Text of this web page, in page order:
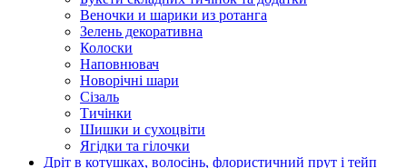
Веночки и шарики из ротанга
Зелень декоративна
Колоски
Наповнювач
Новорічні шари
Сізаль
Тичінки
Шишки и сухоцвіти
Ягідки та гілочки
Дріт в котушках, волосінь, флористичний прут і тейп